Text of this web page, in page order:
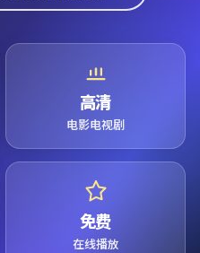
高清
电影电视剧
免费
在线播放